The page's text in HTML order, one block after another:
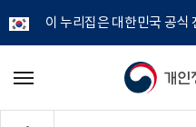
이 누리집은 대한민국 공식
개
메